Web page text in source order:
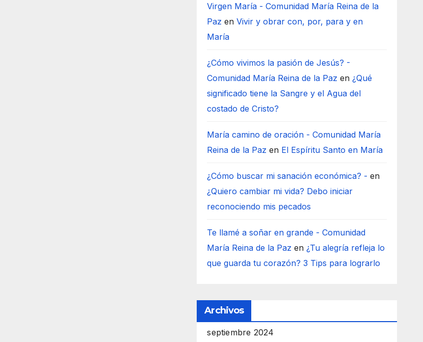
Virgen María - Comunidad María Reina de la
Paz enVivir y obrar con, por, para y en
María
¿Cómo vivimos la pasión de Jesús? -
Comunidad María Reina de la Paz en ¿Qué
significado tiene la Sangre y el Agua del
costado de Cristo?
María camino de oración - Comunidad María
Reina de la Paz en El Espíritu Santo en María
¿Cómo buscar mi sanación económica? - en
¿Quiero cambiar mi vida? Debo iniciar
reconociendo mis pecados
Te llamé a soñar en grande - Comunidad
María Reina de la Paz en ¿Tu alegría refleja lo
que guarda tu corazón? 3 Tips para lograrlo
Archivos
septiembre 2024